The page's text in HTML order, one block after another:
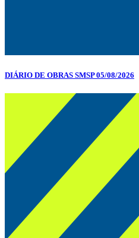
DIÁRIO DE OBRAS SMSP 05/08/2026